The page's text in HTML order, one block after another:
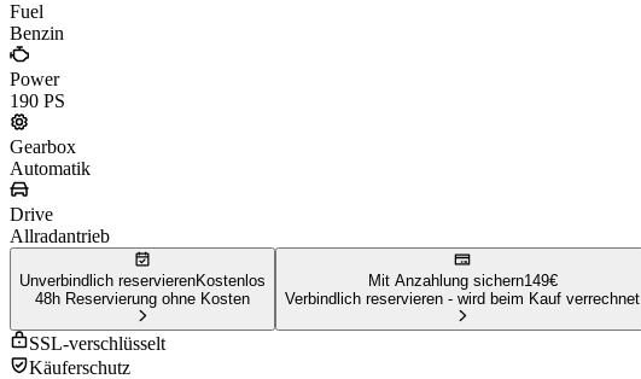
Fuel
Benzin
Power
190 PS
Gearbox
Automatik
Drive
Allradantrieb
Unverbindlich reservierenKostenlos
48h Reservierung ohne Kosten
Mit Anzahlung sichern149€
Verbindlich reservieren - wird beim Kauf verrechnet
SSL-verschlüsselt
Käuferschutz